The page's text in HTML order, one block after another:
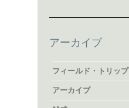
アーカイブ
フィールド・トリップ
アーカイブ